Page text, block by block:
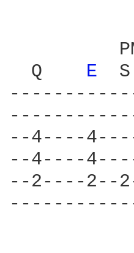
  Q
E
--4----
--4----
--2----2--